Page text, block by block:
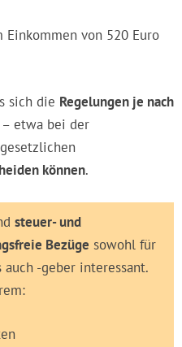
Einkommen von 520 Euro
sich die Regelungen je nach
– etwa bei der
können.
steuer- und
Bezüge sowohl für
-geber interessant.